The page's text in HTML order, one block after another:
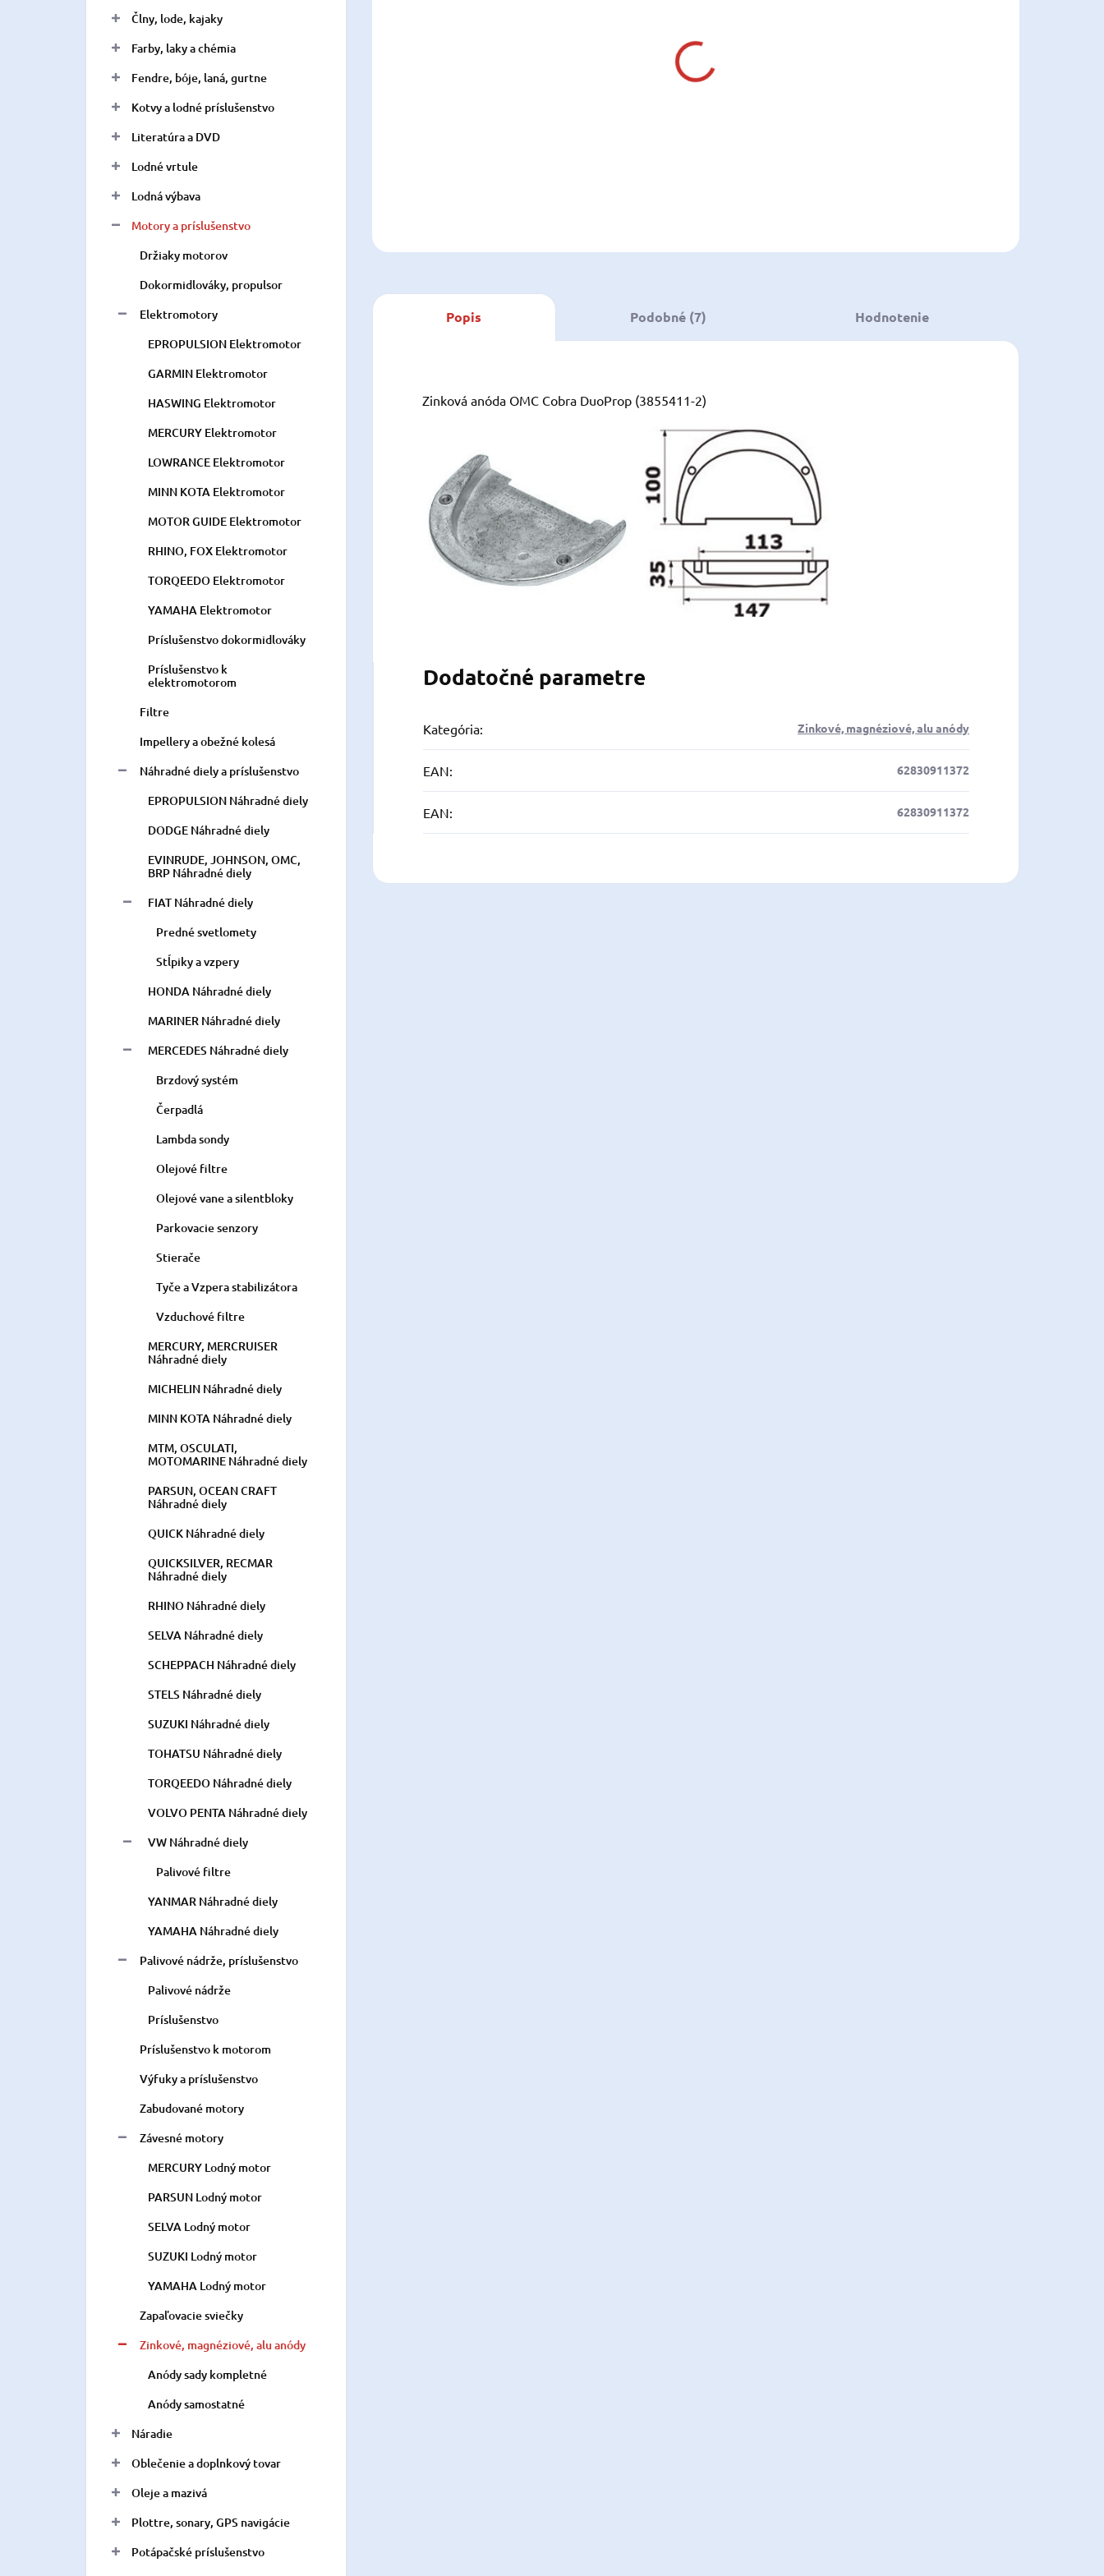
Člny, lode, kajaky
Farby, laky a chémia
Fendre, bóje, laná, gurtne
Kotvy a lodné príslušenstvo
Literatúra a DVD
Lodné vrtule
Lodná výbava
Motory a príslušenstvo
Držiaky motorov
Dokormidlováky, propulsor
Elektromotory
EPROPULSION Elektromotor
GARMIN Elektromotor
HASWING Elektromotor
MERCURY Elektromotor
LOWRANCE Elektromotor
MINN KOTA Elektromotor
MOTOR GUIDE Elektromotor
RHINO, FOX Elektromotor
TORQEEDO Elektromotor
YAMAHA Elektromotor
Príslušenstvo dokormidlováky
Príslušenstvo k
elektromotorom
Filtre
Impellery a obežné kolesá
Náhradné diely a príslušenstvo
EPROPULSION Náhradné diely
DODGE Náhradné diely
EVINRUDE, JOHNSON, OMC,
BRP Náhradné diely
FIAT Náhradné diely
Predné svetlomety
Stĺpiky a vzpery
HONDA Náhradné diely
MARINER Náhradné diely
MERCEDES Náhradné diely
Brzdový systém
Čerpadlá
Lambda sondy
Olejové filtre
Olejové vane a silentbloky
Parkovacie senzory
Stierače
Tyče a Vzpera stabilizátora
Vzduchové filtre
MERCURY, MERCRUISER
Náhradné diely
MICHELIN Náhradné diely
MINN KOTA Náhradné diely
MTM, OSCULATI,
MOTOMARINE Náhradné diely
PARSUN, OCEAN CRAFT
Náhradné diely
QUICK Náhradné diely
QUICKSILVER, RECMAR
Náhradné diely
RHINO Náhradné diely
SELVA Náhradné diely
SCHEPPACH Náhradné diely
STELS Náhradné diely
SUZUKI Náhradné diely
TOHATSU Náhradné diely
TORQEEDO Náhradné diely
VOLVO PENTA Náhradné diely
VW Náhradné diely
Palivové filtre
YANMAR Náhradné diely
YAMAHA Náhradné diely
Palivové nádrže, príslušenstvo
Palivové nádrže
Príslušenstvo
Príslušenstvo k motorom
Výfuky a príslušenstvo
Zabudované motory
Závesné motory
MERCURY Lodný motor
PARSUN Lodný motor
SELVA Lodný motor
SUZUKI Lodný motor
YAMAHA Lodný motor
Zapaľovacie sviečky
Zinkové, magnéziové, alu anódy
Anódy sady kompletné
Anódy samostatné
Náradie
Oblečenie a doplnkový tovar
Oleje a mazivá
Plottre, sonary, GPS navigácie
Potápačské príslušenstvo
Popis Podobné (7) Hodnotenie
Zinková anóda OMC Cobra DuoProp (3855411-2)
Dodatočné parametre
Kategória: Zinkové, magnéziové, alu anódy
EAN: 62830911372
EAN: 62830911372